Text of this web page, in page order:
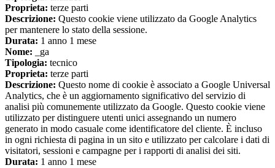
Proprieta: terze parti
Descrizione: Questo cookie viene utilizzato da Google Analytics
per mantenere lo stato della sessione.
Durata: 1 anno 1 mese
Nome: _ga
Tipologia: tecnico
Proprieta: terze parti
Descrizione: Questo nome di cookie è associato a Google Universal
Analytics, che è un aggiornamento significativo del servizio di
analisi più comunemente utilizzato da Google. Questo cookie viene
utilizzato per distinguere utenti unici assegnando un numero
generato in modo casuale come identificatore del cliente. È incluso
in ogni richiesta di pagina in un sito e utilizzato per calcolare i dati di
visitatori, sessioni e campagne per i rapporti di analisi dei siti.
Durata: 1 anno 1 mese